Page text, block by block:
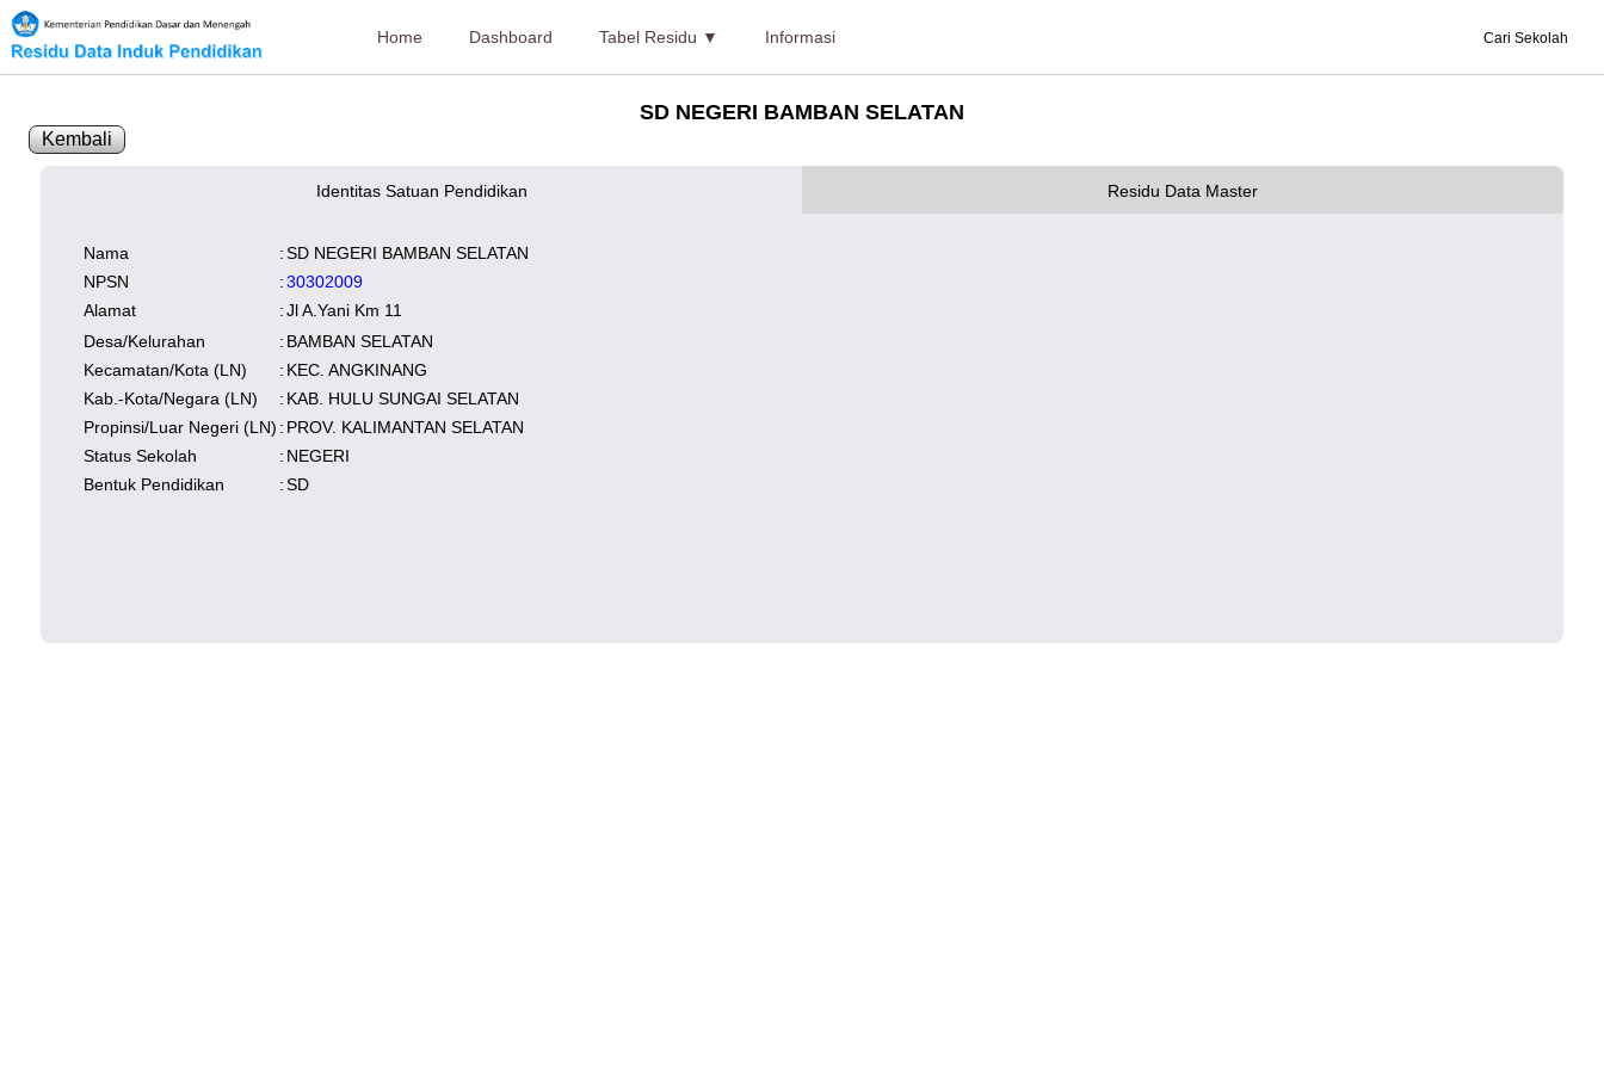
Home Dashboard Tabel Residu ▼ Informasi Cari Sekolah
SD NEGERI BAMBAN SELATAN
Kembali
Identitas Satuan Pendidikan
Nama :SD NEGERI BAMBAN SELATAN
NPSN
:30302009
Alamat
:Jl A.Yani Km 11
Desa/Kelurahan
: BAMBAN SELATAN
Kecamatan/Kota (LN)
: KEC. ANGKINANG
Kab.-Kota/Negara (LN)
: KAB. HULU SUNGAI SELATAN
Propinsi/Luar Negeri (LN) : PROV. KALIMANTAN SELATAN
Status Sekolah
: NEGERI
Bentuk Pendidikan
:SD
Residu Data Master